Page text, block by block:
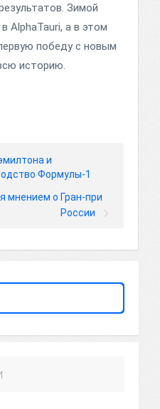
Зимой
AlphaTauri, а в этом
победу с новым
историю.
и
Формулы-1
мнением о Гран-при
России